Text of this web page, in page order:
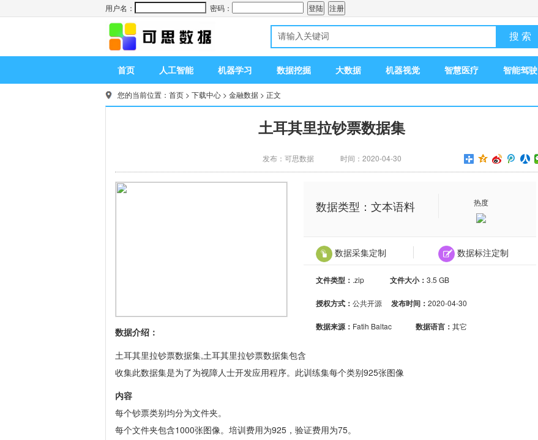
用户名： 密码：
搜 索
首页 人工智能 机器学习 数据挖掘 大数据 机器视觉 智慧医疗 智能驾驶
您的当前位置： 首页 > 下载中心 > 金融数据 > 正文
土耳其里拉钞票数据集
发布：可思数据 时间：2020-04-30
数据类型：文本语料 热度
数据采集定制 数据标注定制
文件类型： .zip 文件大小： 3.5 GB
授权方式： 公共开源 发布时间： 2020-04-30
数据来源： Fatih Baltac 数据语言： 其它
数据介绍：
土耳其里拉钞票数据集,土耳其里拉钞票数据集包含
收集此数据集是为了为视障人士开发应用程序。此训练集每个类别925张图像
内容
每个钞票类别均分为文件夹。
每个文件夹包含1000张图像。 培训费用为925，验证费用为75。